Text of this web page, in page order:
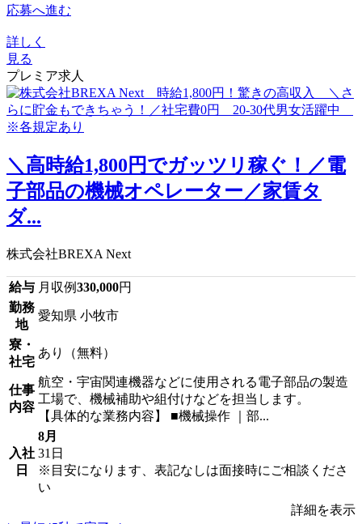
応募へ進む
詳しく
見る
プレミア求人
＼高時給1,800円でガッツリ稼ぐ！／電
子部品の機械オペレーター／家賃タ
ダ...
株式会社BREXA Next
給与 月収例330,000円
勤務
地
愛知県 小牧市
寮・
社宅
あり（無料）
仕事
内容
航空・宇宙関連機器などに使用される電子部品の製造
工場で、機械補助や組付けなどを担当します。
【具体的な業務内容】 ■機械操作 ｜部...
入社
日
8月
31日
※目安になります、表記なしは面接時にご相談くださ
い
詳細を表示